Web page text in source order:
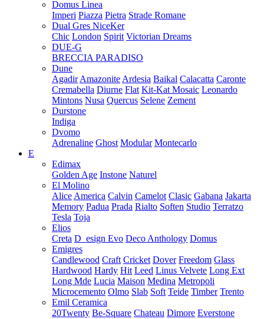
Domus Linea
Imperi Piazza Pietra Strade Romane
Dual Gres NiceKer
Chic London Spirit Victorian Dreams
DUE-G
BRECCIA PARADISO
Dune
Agadir Amazonite Ardesia Baikal Calacatta Caronte
Cremabella Diurne Flat Kit-Kat Mosaic Leonardo
Mintons Nusa Quercus Selene Zement
Durstone
Indiga
Dvomo
Adrenaline Ghost Modular Montecarlo
E
Edimax
Golden Age Instone Naturel
El Molino
Alice America Calvin Camelot Clasic Gabana Jakarta
Memory Padua Prada Rialto Soften Studio Terratzo
Tesla Toja
Elios
Creta D_esign Evo Deco Anthology Domus
Emigres
Candlewood Craft Cricket Dover Freedom Glass
Hardwood Hardy Hit Leed Linus Velvete Long Ext
Long Mde Lucia Maison Medina Metropoli
Microcemento Olmo Slab Soft Teide Timber Trento
Emil Ceramica
20Twenty Be-Square Chateau Dimore Everstone